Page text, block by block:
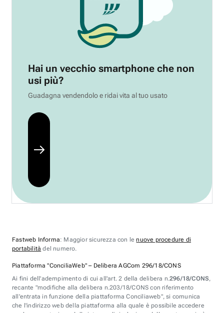
Hai un vecchio smartphone che non
usi più?
Guadagna vendendolo e ridai vita al tuo usato
Fastweb Informa: Maggior sicurezza con lenuove procedure di
portabilità del numero.
Piattaforma "ConciliaWeb" – Delibera AGCom 296/18/CONS
Ai fini dell'adempimento di cui all'art. 2 della delibera n.296/18/CONS,
recante "modifiche alla delibera n.203/18/CONS con riferimento
all'entrata in funzione della piattaforma Conciliaweb", si comunica
che l'indirizzo web della piattaforma alla quale è possibile accedere